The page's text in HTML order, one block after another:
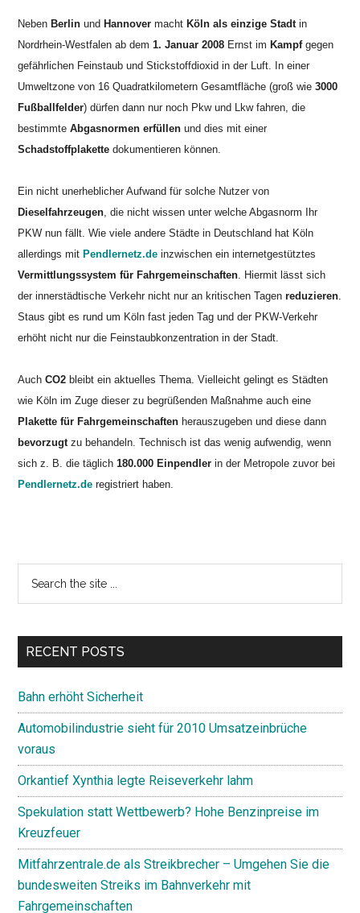
Neben Berlin und Hannover macht Köln als einzige Stadtin
Nordrhein-Westfalen ab dem1. Januar 2008 Ernst im Kampfgegen
gefährlichen Feinstaub und Stickstoffdioxid in der Luft. In einer
Umweltzone von 16 Quadratkilometern Gesamtfläche (groß wie3000
Fußballfelder) dürfen dann nur noch Pkw und Lkw fahren, die
bestimmteAbgasnormen erfüllen und dies mit einer
Schadstoffplakette dokumentieren können.
Ein nicht unerheblicher Aufwand für solche Nutzer von
Dieselfahrzeugen, die nicht wissen unter welche Abgasnorm Ihr
PKW nun fällt. Wie viele andere Städte in Deutschland hat Köln
allerdings mit Pendlernetz.de inzwischen ein internetgestütztes
Vermittlungssystem für Fahrgemeinschaften. Hiermit lässt sich
der innerstädtische Verkehr nicht nur an kritischen Tagenreduzieren.
Staus gibt es rund um Köln fast jeden Tag und der PKW-Verkehr
erhöht nicht nur die Feinstaubkonzentration in der Stadt.
AuchCO2 bleibt ein aktuelles Thema. Vielleicht gelingt es Städten
wie Köln im Zuge dieser zu begrüßenden Maßnahme auch eine
Plakette für Fahrgemeinschaften herauszugeben und diese dann
bevorzugtzu behandeln. Technisch ist das wenig aufwendig, wenn
sich z. B. die täglich180.000 Einpendlerin der Metropole zuvor bei
Pendlernetz.de registriert haben.
Primary
Sidebar
...
RECENT POSTS
Bahn erhöht Sicherheit
Automobilindustrie sieht für 2010 Umsatzeinbrüche
voraus
Orkantief Xynthia legte Reiseverkehr lahm
Spekulation statt Wettbewerb? Hohe Benzinpreise im
Kreuzfeuer
Mitfahrzentrale.de als Streikbrecher – Umgehen Sie die
bundesweiten Streiks im Bahnverkehr mit
Fahrgemeinschaften